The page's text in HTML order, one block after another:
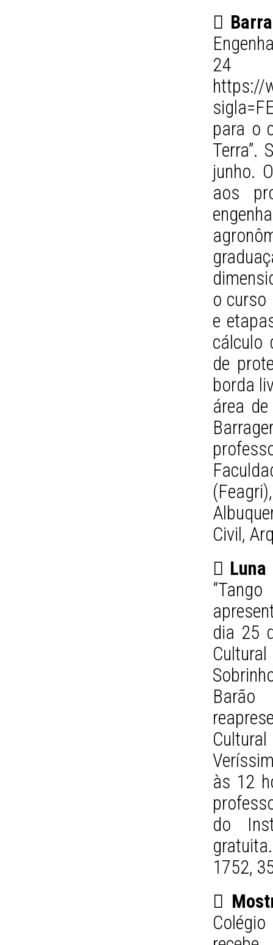

24
https://
para o
Terra”.
junho.
aos
o curso
e
cálculo
de
borda
área
Civil,
 Luna
dia 25
Barão
às 12
do
1752,
